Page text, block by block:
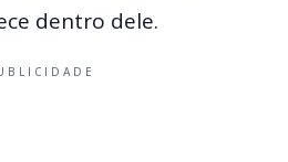
dentro dele.